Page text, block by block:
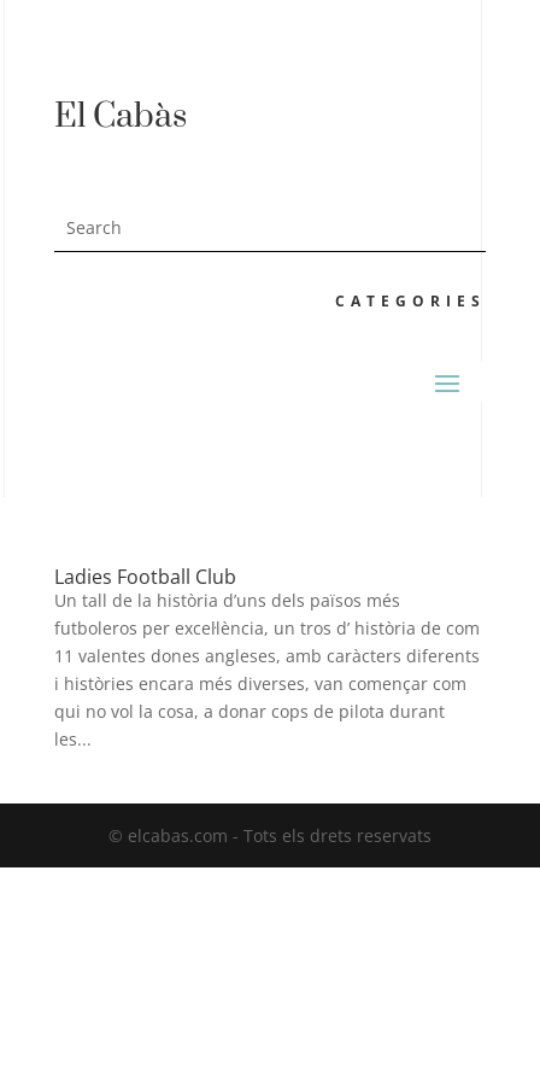
El Cabàs
CATEGORIES
Ladies Football Club
Un tall de la història d’uns dels països més
futboleros per excel·lència, un tros d’ història de com
11 valentes dones angleses, amb caràcters diferents
i històries encara més diverses, van començar com
qui no vol la cosa, a donar cops de pilota durant
les...
© elcabas.com - Tots els drets reservats